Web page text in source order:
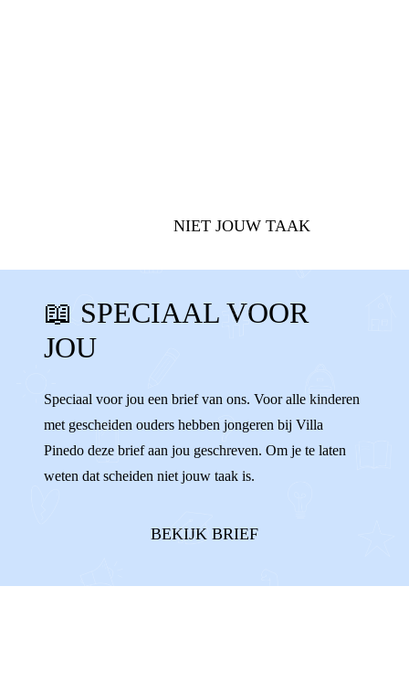
NIET JOUW TAAK
SCHULD ALLEEN ZIJN
ALLEEN VOELEN SCHULDIG
WENNEN
WISSELEN VERHUIZEN ALLEEN
ENIGE AFSPRAKEN
📖 SPECIAAL VOOR
JOU
Speciaal voor jou een brief van ons. Voor alle kinderen
met gescheiden ouders hebben jongeren bij Villa
Pinedo deze brief aan jou geschreven. Om je te laten
weten dat scheiden niet jouw taak is.
BEKIJK BRIEF